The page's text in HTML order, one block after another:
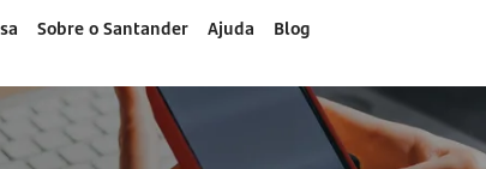
Sobre o Santander Ajuda Blog